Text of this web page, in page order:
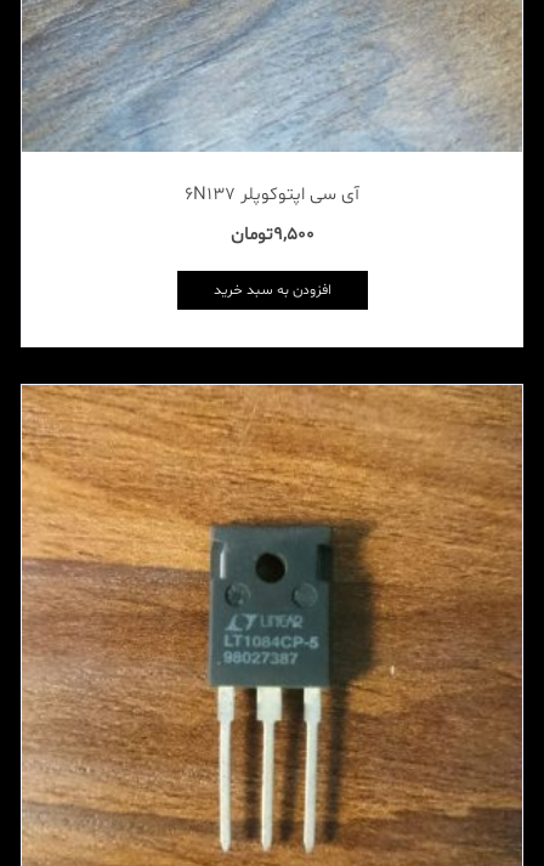
آی سی اپتوکوپلر 6N137
9,500تومان
افزودن به سبد خرید